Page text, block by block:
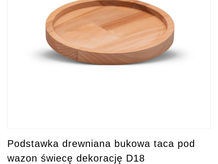
Podstawka drewniana bukowa taca pod
wazon świecę dekorację D18